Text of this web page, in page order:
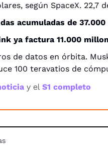
según SpaceX. 22,7
acumuladas de
ya factura 11.000
de datos en órbita.
100 teravatios de
y el S1 completo